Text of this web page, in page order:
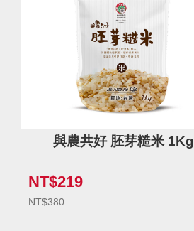
與農共好 胚芽糙米 1Kg
NT$219
NT$380